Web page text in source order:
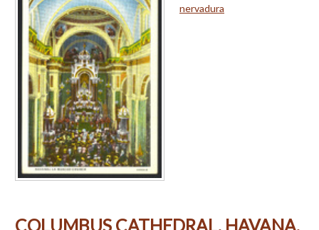
nervadura
COLUMBUS CATHEDRAL, HAVANA,